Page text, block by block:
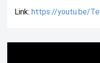
Link: https://youtu.be/